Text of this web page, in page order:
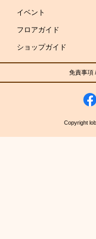
イベント
フロアガイド
ショップガイド
免責事項
Copyright